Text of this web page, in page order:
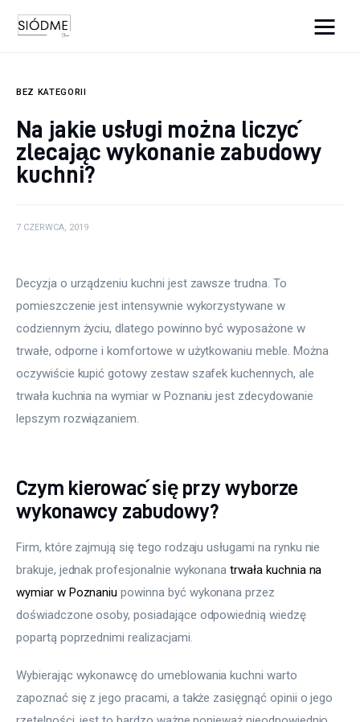
Uroda
Dom i ogród
BEZ KATEGORII
Na jakie usługi można liczyć
zlecając wykonanie zabudowy
kuchni?
7 CZERWCA, 2019
Decyzja o urządzeniu kuchni jest zawsze trudna. To
pomieszczenie jest intensywnie wykorzystywane w
codziennym życiu, dlatego powinno być wyposażone w
trwałe, odporne i komfortowe w użytkowaniu meble. Można
oczywiście kupić gotowy zestaw szafek kuchennych, ale
trwała kuchnia na wymiar w Poznaniu jest zdecydowanie
lepszym rozwiązaniem.
Czym kierować się przy wyborze
wykonawcy zabudowy?
Firm, które zajmują się tego rodzaju usługami na rynku nie
brakuje, jednak profesjonalnie wykonana trwała kuchnia na
wymiar w Poznaniu powinna być wykonana przez
doświadczone osoby, posiadające odpowiednią wiedzę
popartą poprzednimi realizacjami.
Wybierając wykonawcę do umeblowania kuchni warto
zapoznać się z jego pracami, a także zasięgnąć opinii o jego